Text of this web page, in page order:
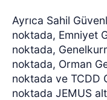
Ayrıca Sahil
noktada, Emniyet
noktada,
noktada, Orman
noktada ve TCDD
noktada JEMUS